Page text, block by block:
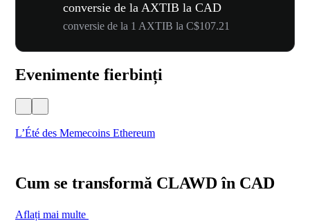
conversie de la AXTIB la CAD
conversie de la 1 AXTIB la C$107.21
Evenimente fierbinți
L’Été des Memecoins Ethereum
Cum se transformă CLAWD în CAD
Aflați mai multe